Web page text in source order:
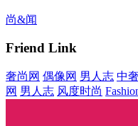
尚&闻
Friend Link
奢尚网 偶像网 男人志 中
网 男人志 风度时尚